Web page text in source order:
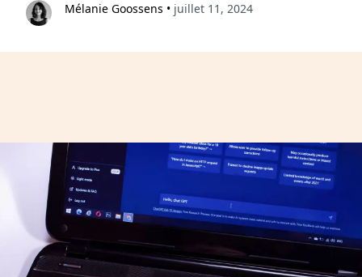
Mélanie Goossens • juillet 11, 2024